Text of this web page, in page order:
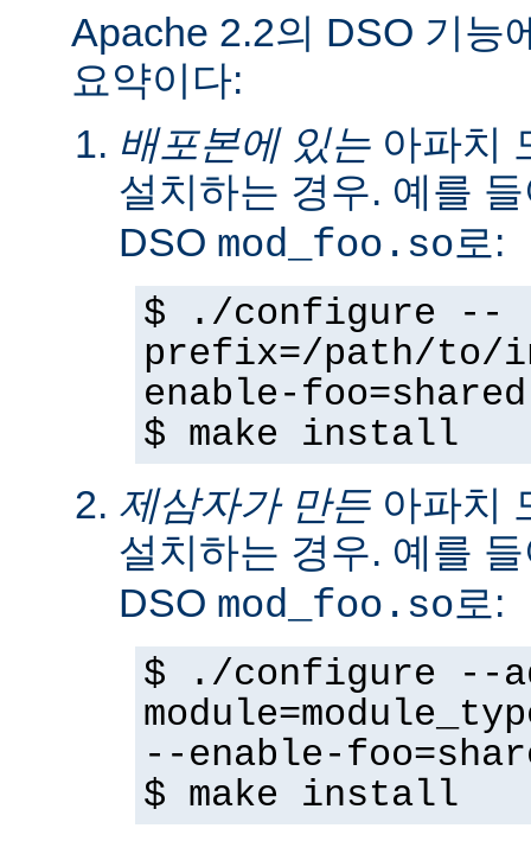
Apache 2.2의 DSO 기능
요약이다:
배포본에 있는 아파치
설치하는 경우. 예를
DSO mod_foo.so로:
$ ./configure --
prefix=/path/
enable-foo=shared
$ make install
제삼자가 만든아파치
설치하는 경우. 예를
DSO mod_foo.so로:
$ ./configure --
--enable-
$ make install